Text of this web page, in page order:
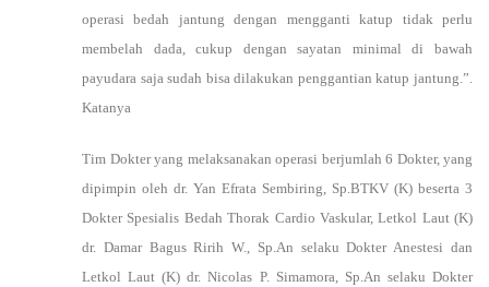
operasi bedah jantung dengan mengganti katup tidak perlu
membelah dada, cukup dengan sayatan minimal di bawah
payudara saja sudah bisa dilakukan penggantian katup jantung.”.
Katanya
Tim Dokter yang melaksanakan operasi berjumlah 6 Dokter, yang
dipimpin oleh dr. Yan Efrata Sembiring, Sp.BTKV (K) beserta 3
Dokter Spesialis Bedah Thorak Cardio Vaskular, Letkol Laut (K)
dr. Damar Bagus Ririh W., Sp.An selaku Dokter Anestesi dan
Letkol Laut (K) dr. Nicolas P. Simamora, Sp.An selaku Dokter